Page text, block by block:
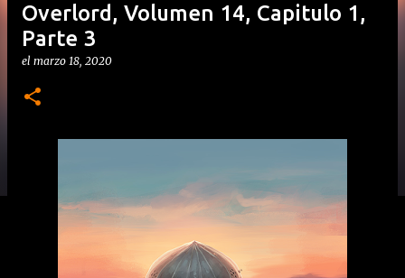
Overlord, Volumen 14, Capitulo 1,
Parte 3
el marzo 18, 2020